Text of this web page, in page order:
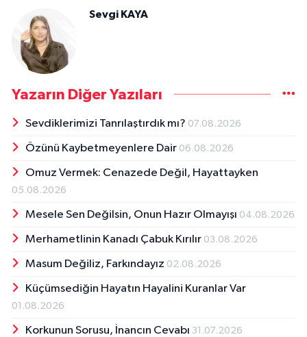
Sevgi KAYA
Yazarın Diğer Yazıları
Sevdiklerimizi Tanrılaştırdık mı? 07.08.2026
Özünü Kaybetmeyenlere Dair 06.08.2026
Omuz Vermek: Cenazede Değil, Hayattayken
05.08.2026
Mesele Sen Değilsin, Onun Hazır Olmayışı 04.08.2026
Merhametlinin Kanadı Çabuk Kırılır 03.08.2026
Masum Değiliz, Farkındayız 02.08.2026
Küçümsediğin Hayatın Hayalini Kuranlar Var
01.08.2026
Korkunun Sorusu, İnancın Cevabı 31.07.2026